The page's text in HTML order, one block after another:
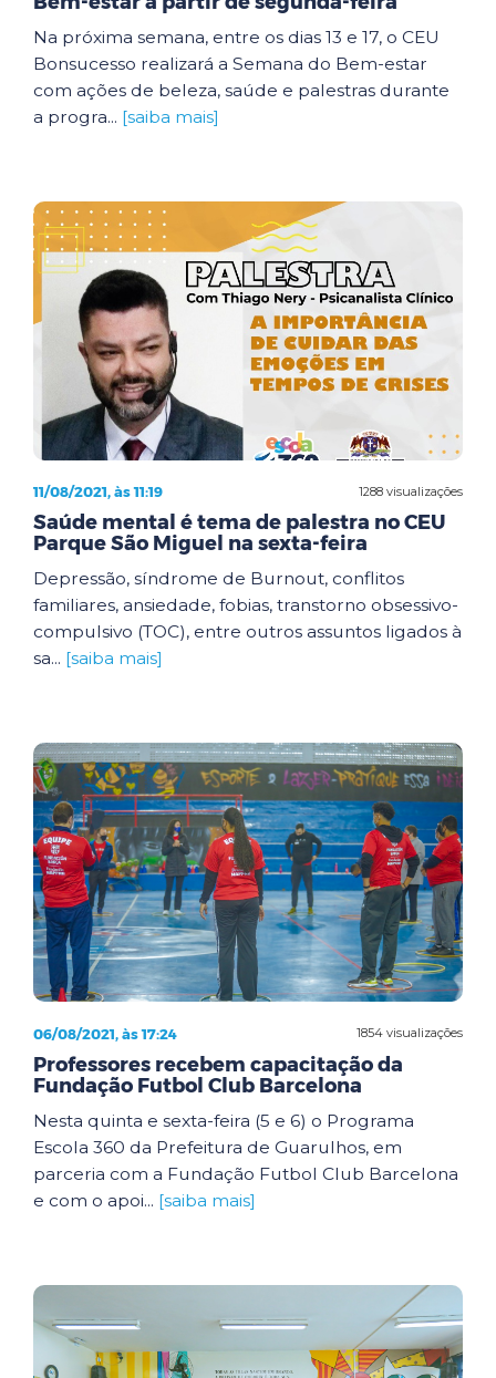
Na próxima semana, entre os dias 13 e 17, o CEU
Bonsucesso realizará a Semana do Bem-estar
com ações de beleza, saúde e palestras durante
a progra... [saiba mais]
1288 visualizações
11/08/2021, às 11:19
Saúde mental é tema de palestra no CEU
Parque São Miguel na sexta-feira
Depressão, síndrome de Burnout, conflitos
familiares, ansiedade, fobias, transtorno obsessivo-
compulsivo (TOC), entre outros assuntos ligados à
sa... [saiba mais]
1854 visualizações
06/08/2021, às 17:24
Professores recebem capacitação da
Fundação Futbol Club Barcelona
Nesta quinta e sexta-feira (5 e 6) o Programa
Escola 360 da Prefeitura de Guarulhos, em
parceria com a Fundação Futbol Club Barcelona
e com o apoi... [saiba mais]